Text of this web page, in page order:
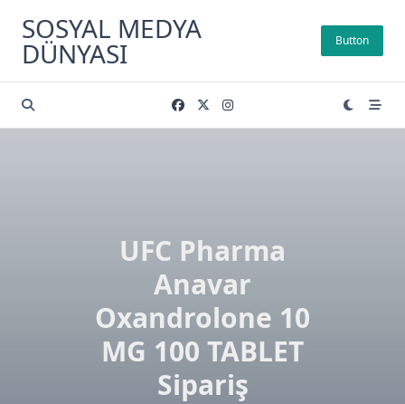
content
SOSYAL MEDYA
DÜNYASI Button
UFC Pharma
Anavar
Oxandrolone 10
MG 100 TABLET
Sipariş